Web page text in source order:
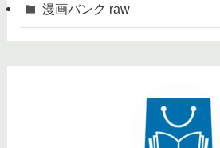
漫画バンク raw